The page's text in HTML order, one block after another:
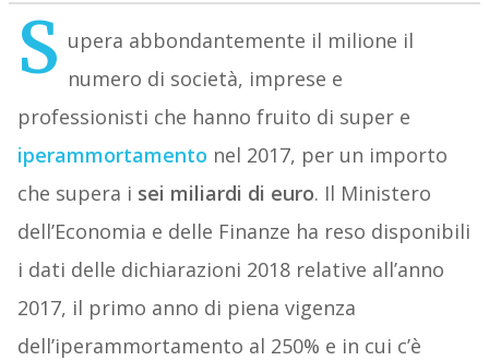
S upera abbondantemente il milione il
numero di società, imprese e
professionisti che hanno fruito di super e
iperammortamento nel 2017, per un importo
che supera i sei miliardi di euro. Il Ministero
dell’Economia e delle Finanze ha reso disponibili
i dati delle dichiarazioni 2018 relative all’anno
2017, il primo anno di piena vigenza
dell’iperammortamento al 250% e in cui c’è